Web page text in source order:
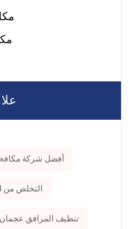
أفضل شركة
التخلص من
تنظيف المرافق عجمان